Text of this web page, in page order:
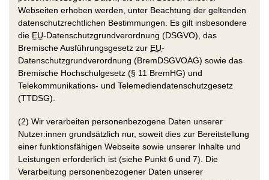
Webseiten erhoben werden, unter Beachtung der geltenden
datenschutzrechtlichen Bestimmungen. Es gilt insbesondere
die EU-Datenschutzgrundverordnung (DSGVO), das
Bremische Ausführungsgesetz zur EU-
Datenschutzgrundverordnung (BremDSGVOAG) sowie das
Bremische Hochschulgesetz (§ 11 BremHG) und
Telekommunikations- und Telemediendatenschutzgesetz
(TTDSG).
(2) Wir verarbeiten personenbezogene Daten unserer
Nutzer:innen grundsätzlich nur, soweit dies zur Bereitstellung
einer funktionsfähigen Webseite sowie unserer Inhalte und
Leistungen erforderlich ist (siehe Punkt 6 und 7). Die
Verarbeitung personenbezogener Daten unserer